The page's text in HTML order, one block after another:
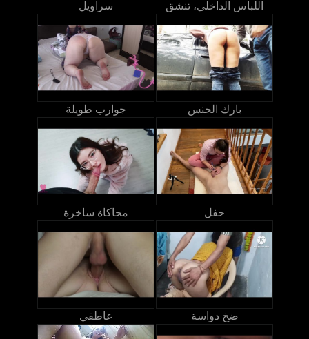
سراويل اللباس الداخلي، تنشق
جوارب طويلة بارك الجنس
محاكاة ساخرة حفل
عاطفي ضخ دواسة